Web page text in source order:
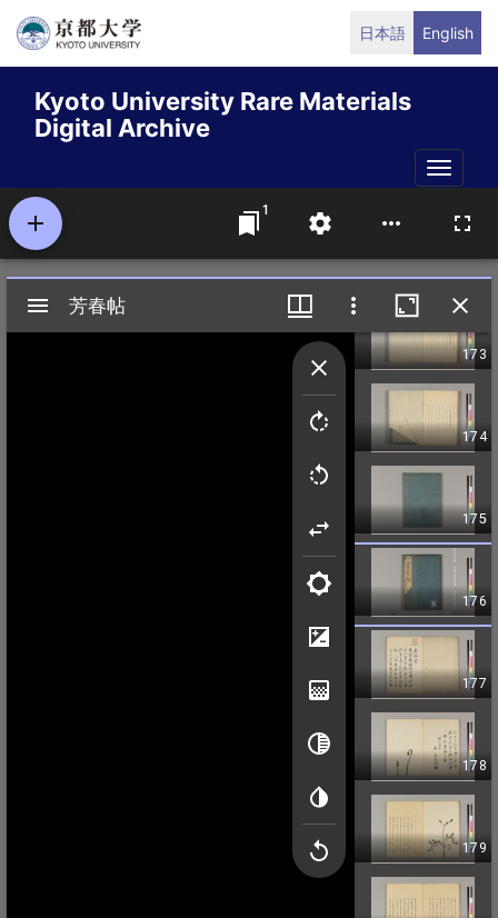
Skip
content
日本語 English
Kyoto University Rare Materials
Digital Archive
Toggle